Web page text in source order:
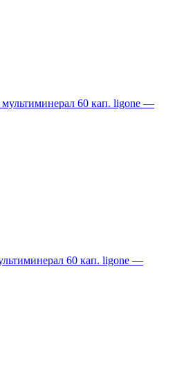
60 кап. ligone —